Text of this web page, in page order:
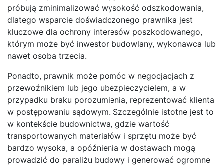
próbują zminimalizować wysokość odszkodowania,
dlatego wsparcie doświadczonego prawnika jest
kluczowe dla ochrony interesów poszkodowanego,
którym może być inwestor budowlany, wykonawca lub
nawet osoba trzecia.
Ponadto, prawnik może pomóc w negocjacjach z
przewoźnikiem lub jego ubezpieczycielem, a w
przypadku braku porozumienia, reprezentować klienta
w postępowaniu sądowym. Szczególnie istotne jest to
w kontekście budownictwa, gdzie wartość
transportowanych materiałów i sprzętu może być
bardzo wysoka, a opóźnienia w dostawach mogą
prowadzić do paraliżu budowy i generować ogromne